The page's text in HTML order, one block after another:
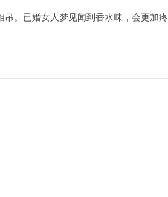
。已婚女人梦见闻到香水味，会更加疼